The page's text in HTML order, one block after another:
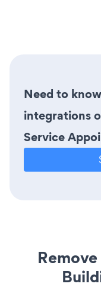
Need to
integrations
Service